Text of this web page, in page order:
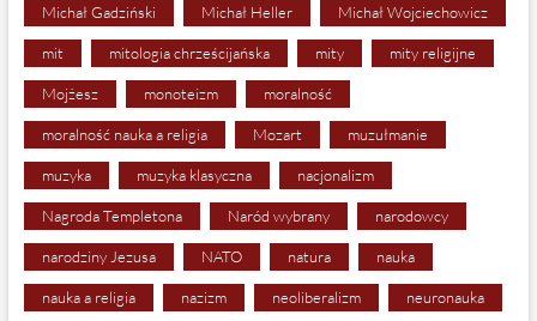
Michał Gadziński Michał Heller Michał Wojciechowicz
mit mitologia chrześcijańska mity mity religijne
Mojżesz monoteizm moralność
moralność nauka a religia Mozart muzułmanie
muzyka muzyka klasyczna nacjonalizm
Nagroda Templetona Naród wybrany narodowcy
narodziny Jezusa NATO natura nauka
nauka a religia nazizm neoliberalizm neuronauka